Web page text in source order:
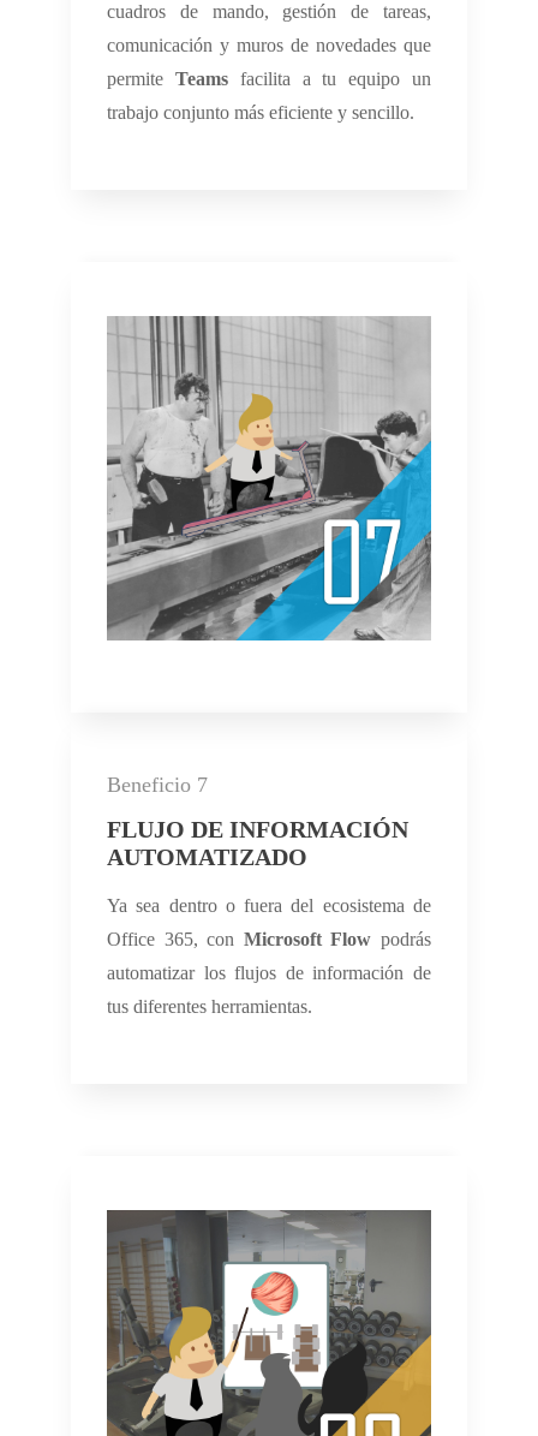
cuadros de mando, gestión de tareas,
comunicación y muros de novedades que
permite Teamsfacilita a tu equipo un
trabajo conjunto más eficiente y sencillo.
Beneficio 7
FLUJO DE INFORMACIÓN
AUTOMATIZADO
Ya sea dentro o fuera del ecosistema de
Office 365, con Microsoft Flow podrás
automatizar los flujos de información de
tus diferentes herramientas.